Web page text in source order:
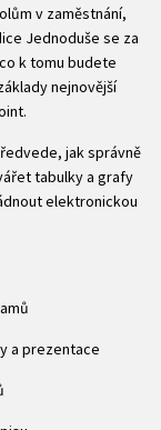
v zaměstnání,
Jednoduše se za
k tomu budete
nejnovější
jak správně
tabulky a grafy
elektronickou
a prezentace